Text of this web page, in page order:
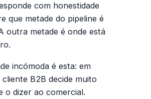
com honestidade
que metade do pipeline é
outra metade é onde está
incómoda é esta: em
B2B decide muito
o dizer ao comercial.